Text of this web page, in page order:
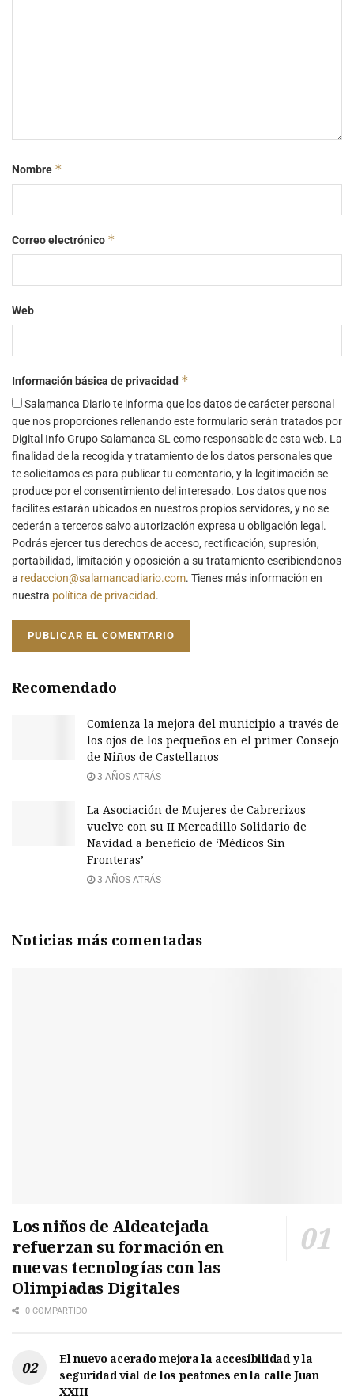
Nombre *
Correo electrónico *
Web
Información básica de privacidad *
Salamanca Diario te informa que los datos de carácter personal
que nos proporciones rellenando este formulario serán tratados por
Digital Info Grupo Salamanca SL como responsable de esta web. La
finalidad de la recogida y tratamiento de los datos personales que
te solicitamos es para publicar tu comentario, y la legitimación se
produce por el consentimiento del interesado. Los datos que nos
facilites estarán ubicados en nuestros propios servidores, y no se
cederán a terceros salvo autorización expresa u obligación legal.
Podrás ejercer tus derechos de acceso, rectificación, supresión,
portabilidad, limitación y oposición a su tratamiento escribiendonos
a redaccion@salamancadiario.com. Tienes más información en
nuestra política de privacidad.
Recomendado
Comienza la mejora del municipio a través de
los ojos de los pequeños en el primer Consejo
de Niños de Castellanos
3 AÑOS ATRÁS
La Asociación de Mujeres de Cabrerizos
vuelve con su II Mercadillo Solidario de
Navidad a beneficio de ‘Médicos Sin
Fronteras’
3 AÑOS ATRÁS
Noticias más comentadas
Los niños de Aldeatejada
refuerzan su formación en
nuevas tecnologías con las
Olimpiadas Digitales
0 COMPARTIDO
El nuevo acerado mejora la accesibilidad y la
seguridad vial de los peatones en la calle Juan
XXIII